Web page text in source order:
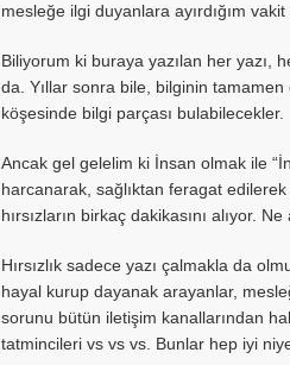
mesleğe ilgi duyanlara ayırdığım vakit
Biliyorum ki buraya yazılan her yazı,
da. Yıllar sonra bile, bilginin
köşesinde bilgi parçası bulabilecekler.
Ancak gel gelelim ki İnsan olmak ile
harcanarak, sağlıktan feragat edilerek
hırsızların birkaç dakikasını alıyor.
Hırsızlık sadece yazı çalmakla da
hayal kurup dayanak arayanlar,
sorunu bütün iletişim kanallarından
tatmincileri vs vs vs. Bunlar hep iyi